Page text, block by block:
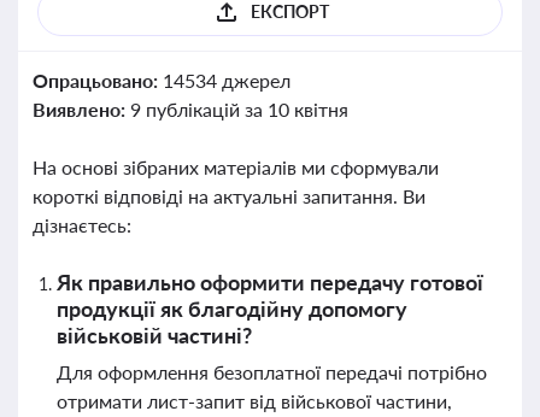
ЕКСПОРТ
Опрацьовано: 14534 джерел
Виявлено: 9 публікацій за 10 квітня
На основі зібраних матеріалів ми сформували
короткі відповіді на актуальні запитання. Ви
дізнаєтесь:
Як правильно оформити передачу готової
продукції як благодійну допомогу
військовій частині?
Для оформлення безоплатної передачі потрібно
отримати лист-запит від військової частини,